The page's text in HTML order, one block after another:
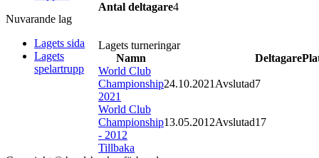
Nuvarande lag
Lagets sida
Lagets
spelartrupp
Antal deltagare4
Lagets turneringar
Namn
Deltagare
World Club
Championship
2021
24.10.2021 Avslutad7
World Club
Championship
- 2012
13.05.2012Avslutad17
Tillbaka